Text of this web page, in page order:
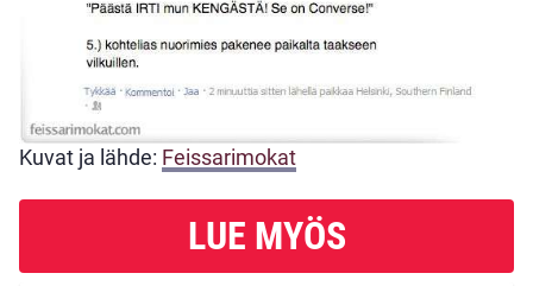
Kuvat ja lähde: Feissarimokat
LUE MYÖS